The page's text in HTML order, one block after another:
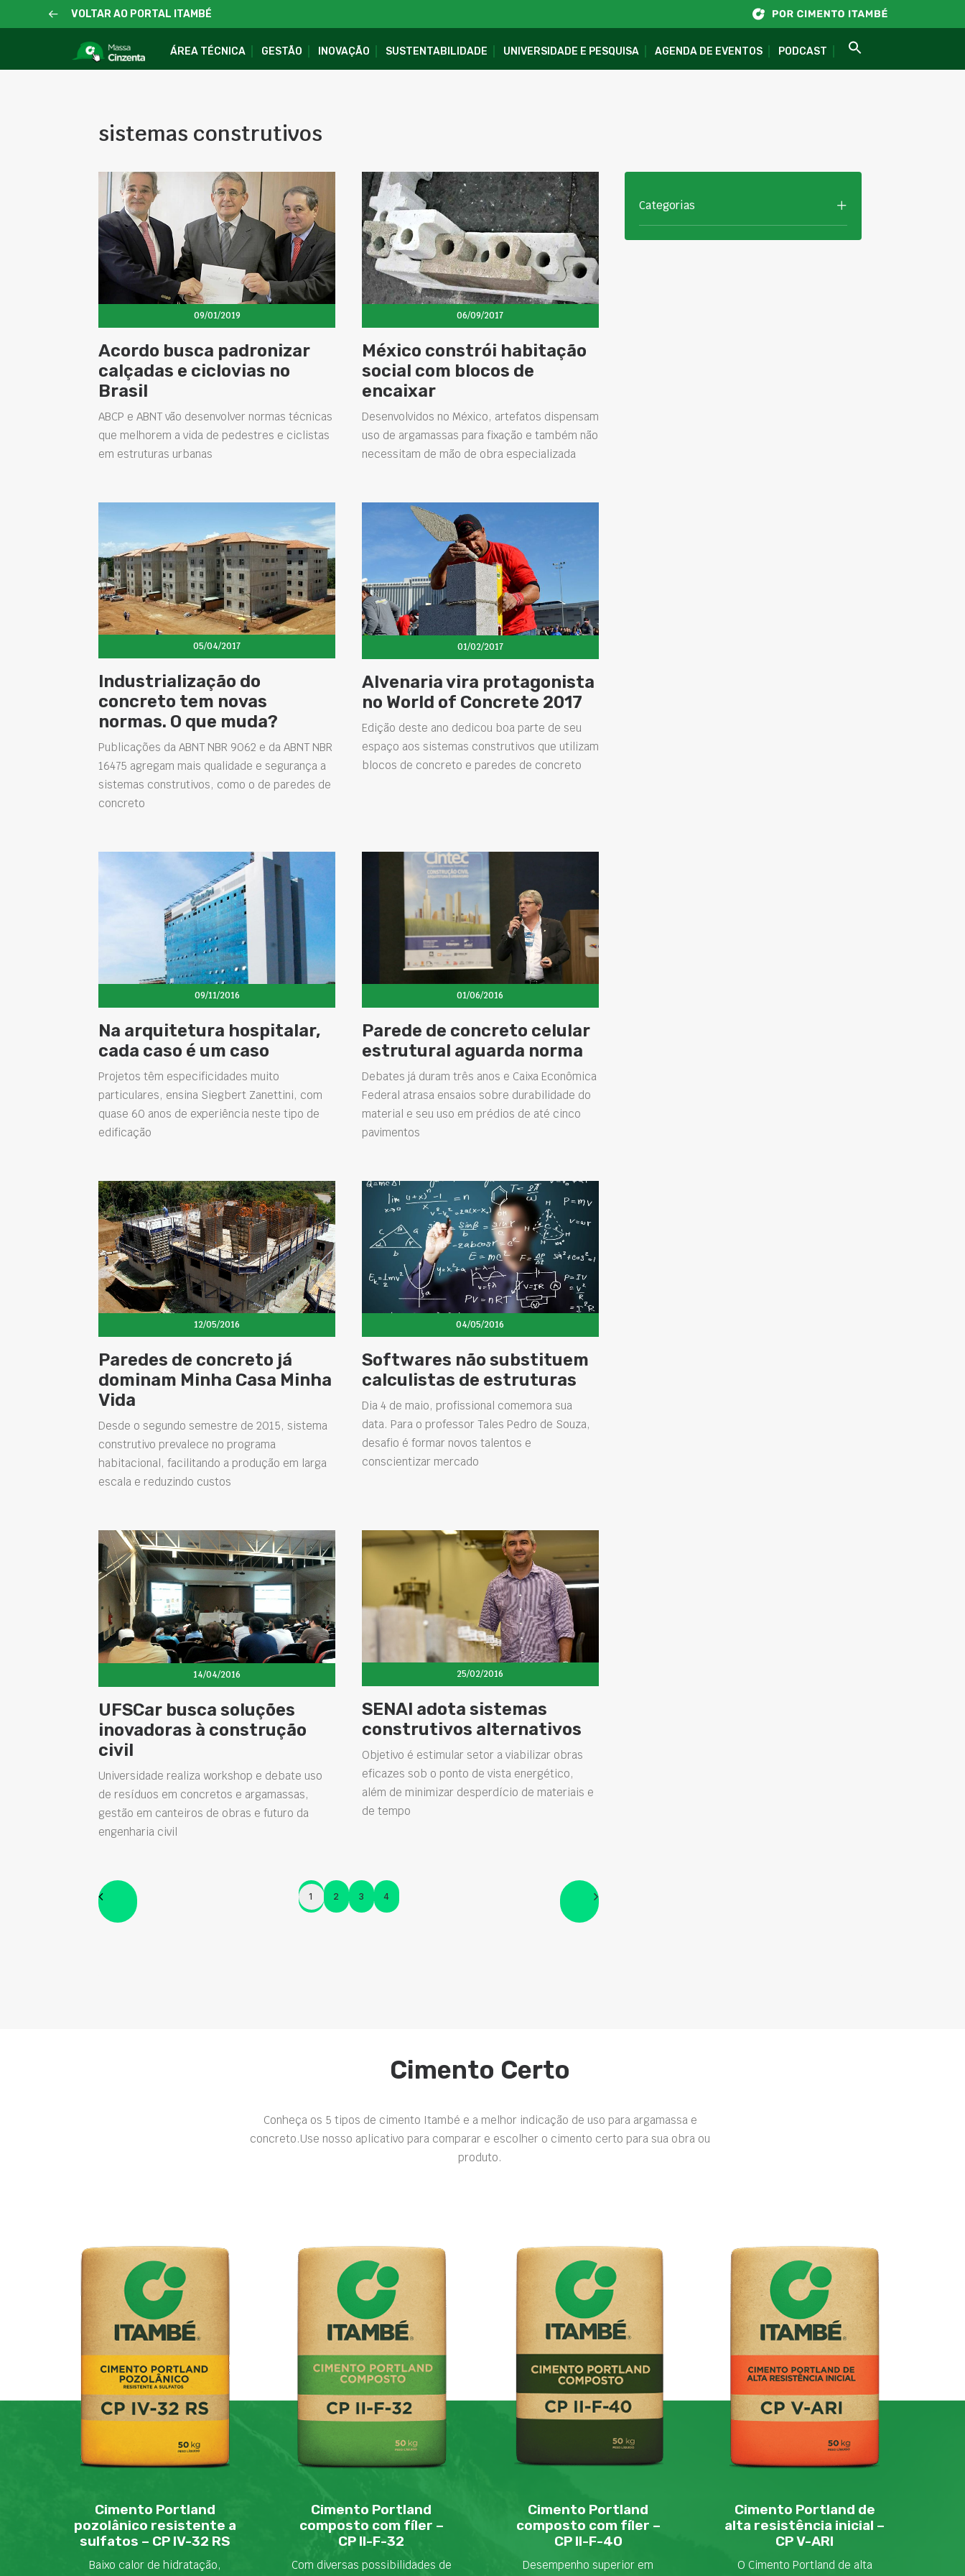
VOLTAR AO PORTAL ITAMBÉ
ÁREA TÉCNICA GESTÃO INOVAÇÃO SUSTENTABILIDADE UNIVERSIDADE E PESQUISA AGENDA DE EVENTOS PODCAST
sistemas construtivos
09/01/2019
Acordo busca padronizar
calçadas e ciclovias no
Brasil
ABCP e ABNT vão desenvolver normas técnicas
que melhorem a vida de pedestres e ciclistas
em estruturas urbanas
06/09/2017
México constrói habitação
social com blocos de
encaixar
Desenvolvidos no México, artefatos dispensam
uso de argamassas para fixação e também não
necessitam de mão de obra especializada
05/04/2017
Industrialização do
concreto tem novas
normas. O que muda?
Publicações da ABNT NBR 9062 e da ABNT NBR
16475 agregam mais qualidade e segurança a
sistemas construtivos, como o de paredes de
concreto
01/02/2017
Alvenaria vira protagonista
no World of Concrete 2017
Edição deste ano dedicou boa parte de seu
espaço aos sistemas construtivos que utilizam
blocos de concreto e paredes de concreto
09/11/2016
Na arquitetura hospitalar,
cada caso é um caso
Projetos têm especificidades muito
particulares, ensina Siegbert Zanettini, com
quase 60 anos de experiência neste tipo de
edificação
01/06/2016
Parede de concreto celular
estrutural aguarda norma
Debates já duram três anos e Caixa Econômica
Federal atrasa ensaios sobre durabilidade do
material e seu uso em prédios de até cinco
pavimentos
12/05/2016
Paredes de concreto já
dominam Minha Casa Minha
Vida
Desde o segundo semestre de 2015, sistema
construtivo prevalece no programa
habitacional, facilitando a produção em larga
escala e reduzindo custos
04/05/2016
Softwares não substituem
calculistas de estruturas
Dia 4 de maio, profissional comemora sua
data. Para o professor Tales Pedro de Souza,
desafio é formar novos talentos e
conscientizar mercado
14/04/2016
UFSCar busca soluções
inovadoras à construção
civil
Universidade realiza workshop e debate uso
de resíduos em concretos e argamassas,
gestão em canteiros de obras e futuro da
engenharia civil
25/02/2016
SENAI adota sistemas
construtivos alternativos
Objetivo é estimular setor a viabilizar obras
eficazes sob o ponto de vista energético,
além de minimizar desperdício de materiais e
de tempo
1 2 3 4
Categorias
Cimento Certo
Conheça os 5 tipos de cimento Itambé e a melhor indicação de uso para argamassa e
concreto.Use nosso aplicativo para comparar e escolher o cimento certo para sua obra ou
produto.
Cimento Portland
pozolânico resistente a
sulfatos – CP IV-32 RS
Baixo calor de hidratação,
Cimento Portland
composto com fíler –
CP II-F-32
Com diversas possibilidades de
Cimento Portland
composto com fíler –
CP II-F-40
Desempenho superior em
Cimento Portland de
alta resistência inicial –
CP V-ARI
O Cimento Portland de alta